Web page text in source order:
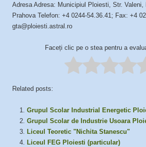
Adresa Adresa: Municipiul Ploiesti, Str. Valeni,
Prahova Telefon: +4 0244-54.36.41; Fax: +4
gta@ploiesti.astral.ro
Faceți clic pe o stea pentru a
Related posts:
Grupul Scolar Industrial Energetic
Grupul Scolar de Industrie Usoara
Liceul Teoretic "Nichita Stanescu"
Liceul FEG Ploiesti (particular)